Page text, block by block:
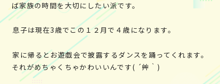
ば家族の時間を大切にしたい派です。
息子は現在3歳でこの１２月で４歳になります。
家に帰るとお遊戯会で披露するダンスを踊ってくれます。
それがめちゃくちゃかわいいんです( ´艸｀)